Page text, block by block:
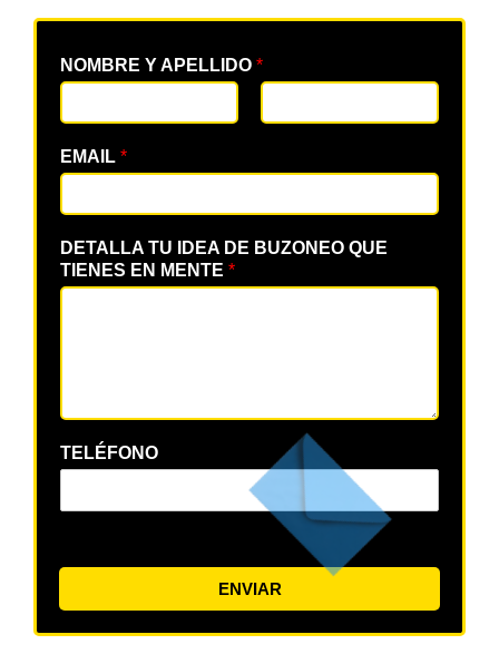
NOMBRE Y APELLIDO *
EMAIL *
DETALLA TU IDEA DE BUZONEO QUE
TIENES EN MENTE *
TELÉFONO
ENVIAR